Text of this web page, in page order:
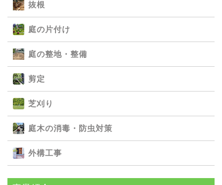
抜根
庭の⽚付け
庭の整地・整備
剪定
芝刈り
庭⽊の消毒・防⾍対策
外構⼯事